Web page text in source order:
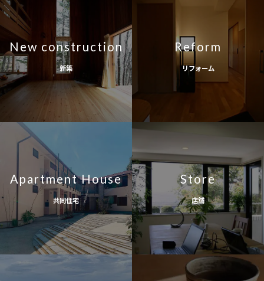
New construction
新築
Reform
リフォーム
Apartment House
共同住宅
Store
店舗